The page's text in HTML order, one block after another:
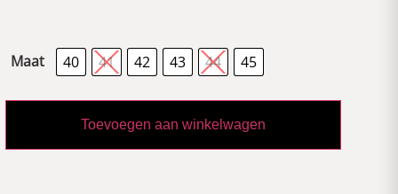
Maat 40 41 42 43 44 45
Toevoegen aan winkelwagen